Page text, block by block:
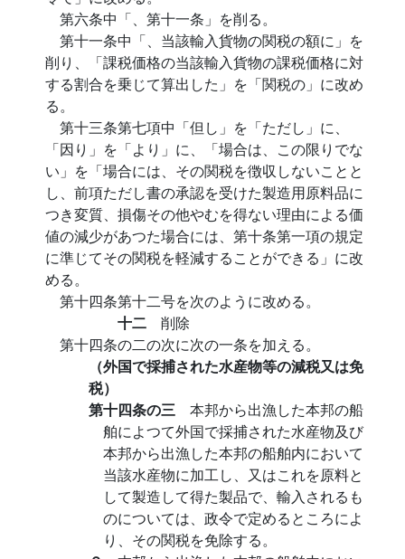
第六条中「、第十一条」を削る。
第十一条中「、当該輸入貨物の関税の額に」を
削り、「課税価格の当該輸入貨物の課税価格に対
する割合を乗じて算出した」を「関税の」に改め
る。
第十三条第七項中「但し」を「ただし」に、
「因り」を「より」に、「場合は、この限りでな
い」を「場合には、その関税を徴収しないことと
し、前項ただし書の承認を受けた製造用原料品に
つき変質、損傷その他やむを得ない理由による価
値の減少があつた場合には、第十条第一項の規定
に準じてその関税を軽減することができる」に改
める。
第十四条第十二号を次のように改める。
十二 削除
第十四条の二の次に次の一条を加える。
（外国で採捕された水産物等の減税又は免
税）
第十四条の三 本邦から出漁した本邦の船
舶によつて外国で採捕された水産物及び
本邦から出漁した本邦の船舶内において
当該水産物に加工し、又はこれを原料と
して製造して得た製品で、輸入されるも
のについては、政令で定めるところによ
り、その関税を免除する。